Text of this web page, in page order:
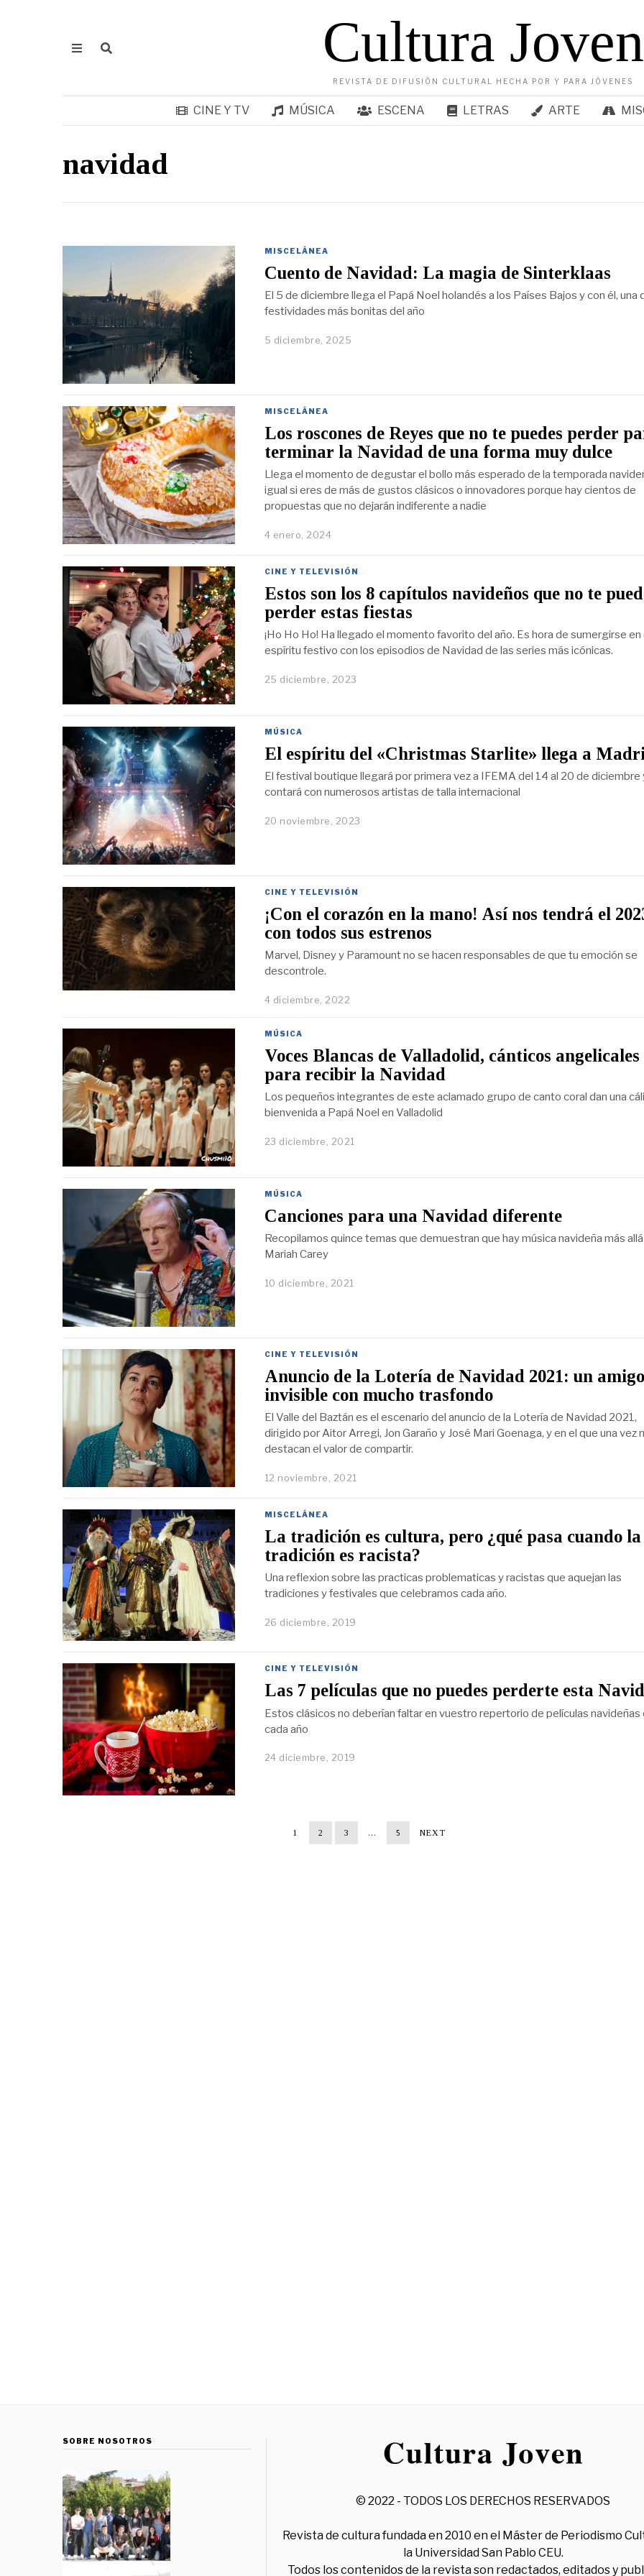
Cultura Joven
REVISTA DE DIFUSIÓN CULTURAL HECHA POR Y PARA JÓVENES
CINE Y TV MÚSICA ESCENA LETRAS ARTE
navidad
MISCELÁNEA
Cuento de Navidad: La magia de Sinterklaas
El 5 de diciembre llega el Papá Noel holandés a los Países Bajos y con él, una
festividades más bonitas del año
5 diciembre, 2025
MISCELÁNEA
Los roscones de Reyes que no te puedes perder
terminar la Navidad de una forma muy dulce
Llega el momento de degustar el bollo más esperado de la temporada
igual si eres de más de gustos clásicos o innovadores porque hay cientos de
propuestas que no dejarán indiferente a nadie
4 enero, 2024
CINE Y TELEVISIÓN
Estos son los 8 capítulos navideños que no te
perder estas fiestas
¡Ho Ho Ho! Ha llegado el momento favorito del año. Es hora de sumergirse en
espíritu festivo con los episodios de Navidad de las series más icónicas.
25 diciembre, 2023
MÚSICA
El espíritu del «Christmas Starlite» llega a
El festival boutique llegará por primera vez a IFEMA del 14 al 20 de diciembre
contará con numerosos artistas de talla internacional
20 noviembre, 2023
CINE Y TELEVISIÓN
¡Con el corazón en la mano! Así nos tendrá el
con todos sus estrenos
Marvel, Disney y Paramount no se hacen responsables de que tu emoción se
descontrole.
4 diciembre, 2022
MÚSICA
Voces Blancas de Valladolid, cánticos angelicales
para recibir la Navidad
Los pequeños integrantes de este aclamado grupo de canto coral dan una
bienvenida a Papá Noel en Valladolid
23 diciembre, 2021
MÚSICA
Canciones para una Navidad diferente
Recopilamos quince temas que demuestran que hay música navideña más
Mariah Carey
10 diciembre, 2021
CINE Y TELEVISIÓN
Anuncio de la Lotería de Navidad 2021: un amigo
invisible con mucho trasfondo
El Valle del Baztán es el escenario del anuncio de la Lotería de Navidad 2021,
dirigido por Aitor Arregi, Jon Garaño y José Mari Goenaga, y en el que una vez
destacan el valor de compartir.
12 noviembre, 2021
MISCELÁNEA
La tradición es cultura, pero ¿qué pasa cuando la
tradición es racista?
Una reflexion sobre las practicas problematicas y racistas que aquejan las
tradiciones y festivales que celebramos cada año.
26 diciembre, 2019
CINE Y TELEVISIÓN
Las 7 películas que no puedes perderte esta
Estos clásicos no deberían faltar en vuestro repertorio de películas navideñas
cada año
24 diciembre, 2019
1 2 3 … 5 NEXT
SOBRE NOSOTROS
© 2022 - TODOS LOS DERECHOS RESERVADOS
Revista de cultura fundada en 2010 en el Máster de Periodismo
la Universidad San Pablo CEU.
Todos los contenidos de la revista son redactados, editados y